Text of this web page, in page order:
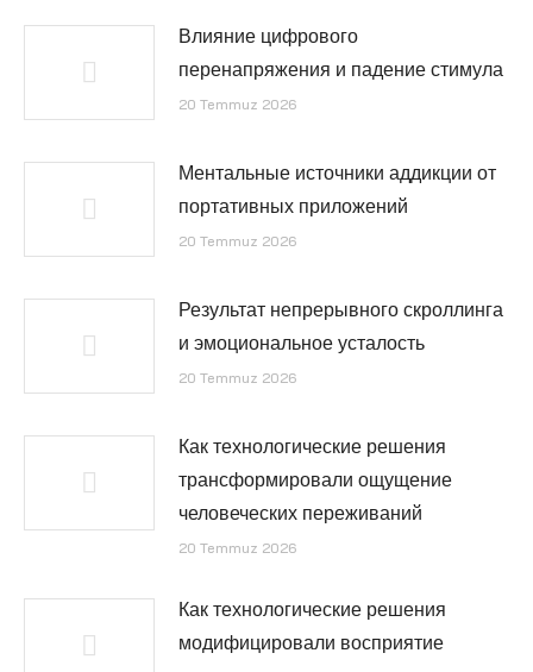
Влияние цифрового
перенапряжения и падение стимула
20 Temmuz 2026
Ментальные источники аддикции от
портативных приложений
20 Temmuz 2026
Результат непрерывного скроллинга
и эмоциональное усталость
20 Temmuz 2026
Как технологические решения
трансформировали ощущение
человеческих переживаний
20 Temmuz 2026
Как технологические решения
модифицировали восприятие